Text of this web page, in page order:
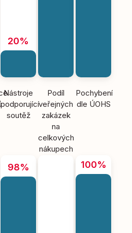
20%
Nástroje
podporující
soutěž
Podíl
veřejných
zakázek
na
celkových
nákupech
Pochybení
dle ÚOHS
98% 100%